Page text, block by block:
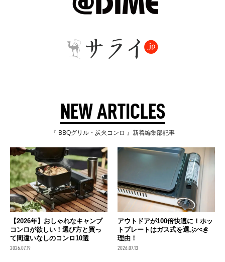
NEW ARTICLES
『 BBQグリル・炭火コンロ 』新着編集部記事
【2026年】おしゃれなキャンプ
コンロが欲しい！選び方と買っ
て間違いなしのコンロ10選
2026.07.19
アウトドアが100倍快適に！ホッ
トプレートはガス式を選ぶべき
理由！
2026.07.13